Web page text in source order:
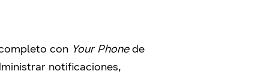
con Your Phonede
notificaciones,